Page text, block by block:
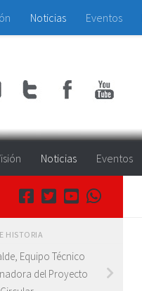
Noticias Eventos
Noticias Eventos
HISTORIA
Equipo Técnico
del Proyecto